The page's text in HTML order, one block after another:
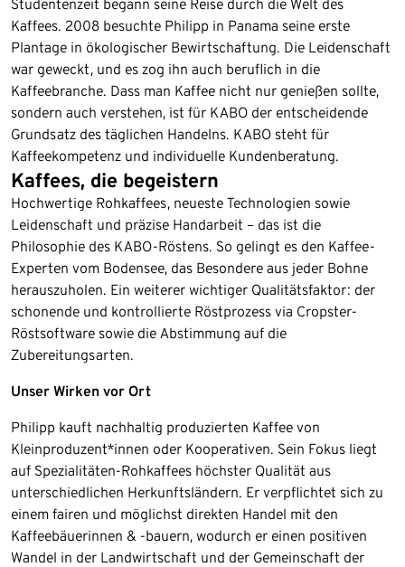
Studentenzeit begann seine Reise durch die Welt des
Kaffees. 2008 besuchte Philipp in Panama seine erste
Plantage in ökologischer Bewirtschaftung. Die Leidenschaft
war geweckt, und es zog ihn auch beruflich in die
Kaffeebranche. Dass man Kaffee nicht nur genießen sollte,
sondern auch verstehen, ist für KABO der entscheidende
Grundsatz des täglichen Handelns. KABO steht für
Kaffeekompetenz und individuelle Kundenberatung.
Kaffees, die begeistern
Hochwertige Rohkaffees, neueste Technologien sowie
Leidenschaft und präzise Handarbeit – das ist die
Philosophie des KABO-Röstens. So gelingt es den Kaffee-
Experten vom Bodensee, das Besondere aus jeder Bohne
herauszuholen. Ein weiterer wichtiger Qualitätsfaktor: der
schonende und kontrollierte Röstprozess via Cropster-
Röstsoftware sowie die Abstimmung auf die
Zubereitungsarten.
Unser Wirken vor Ort
Philipp kauft nachhaltig produzierten Kaffee von
Kleinproduzent*innen oder Kooperativen. Sein Fokus liegt
auf Spezialitäten-Rohkaffees höchster Qualität aus
unterschiedlichen Herkunftsländern. Er verpflichtet sich zu
einem fairen und möglichst direkten Handel mit den
Kaffeebäuerinnen & -bauern, wodurch er einen positiven
Wandel in der Landwirtschaft und der Gemeinschaft der